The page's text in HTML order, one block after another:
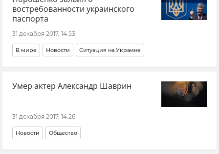
востребованности украинского
паспорта
31 декабря 2017, 14:53
В мире Новости Ситуация на Украине
Умер актер Александр Шаврин
31 декабря 2017, 14:26
Новости Общество